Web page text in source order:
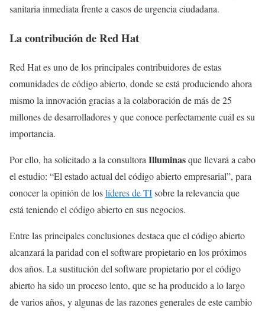
sanitaria inmediata frente a casos de urgencia ciudadana.
La contribución de Red Hat
Red Hat es uno de los principales contribuidores de estas
comunidades de código abierto, donde se está produciendo ahora
mismo la innovación gracias a la colaboración de más de 25
millones de desarrolladores y que conoce perfectamente cuál es su
importancia.
Por ello, ha solicitado a la consultora Illuminasque llevará a cabo
el estudio: “El estado actual del código abierto empresarial”, para
conocer la opinión de loslíderes de TIsobre la relevancia que
está teniendo el código abierto en sus negocios.
Entre las principales conclusiones destaca que el código abierto
alcanzará la paridad con el software propietario en los próximos
dos años. La sustitución del software propietario por el código
abierto ha sido un proceso lento, que se ha producido a lo largo
de varios años, y algunas de las razones generales de este cambio